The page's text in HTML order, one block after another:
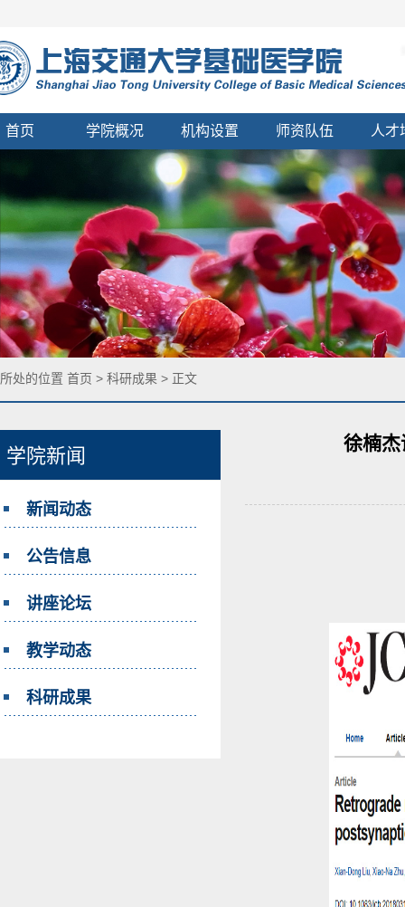
首页 学院概况 机构设置 师资队伍 人才
学院新闻
新闻动态
公告信息
讲座论坛
教学动态
科研成果
徐楠
处的位置 首页 > 科研成果 > 正文